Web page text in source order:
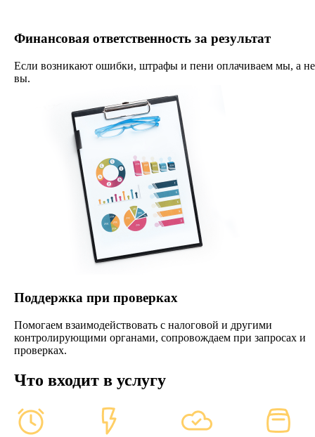
Финансовая ответственность за результат
Если возникают ошибки, штрафы и пени оплачиваем мы, а не
вы.
Поддержка при проверках
Помогаем взаимодействовать с налоговой и другими
контролирующими органами, сопровождаем при запросах и
проверках.
Что входит в услугу